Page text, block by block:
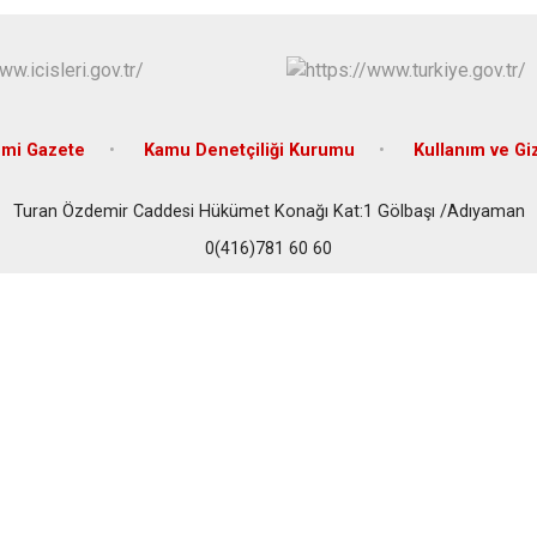
Sincik
Gazete Kamu Denetçiliği Kurumu Kullanım ve
Turan Özdemir Caddesi Hükümet Konağı Kat:1 Gölbaşı /Adıyaman
0(416)781 60 60